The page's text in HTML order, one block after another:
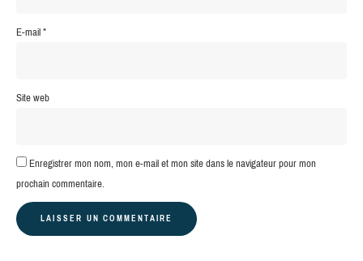
E-mail*
Site web
Enregistrer mon nom, mon e-mail et mon site dans le navigateur pour mon
prochain commentaire.